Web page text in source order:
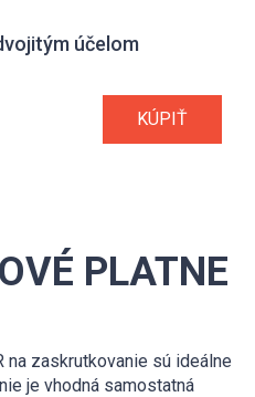
účelom
KÚPIŤ
PLATNE
na zaskrutkovanie sú ideálne
je vhodná samostatná